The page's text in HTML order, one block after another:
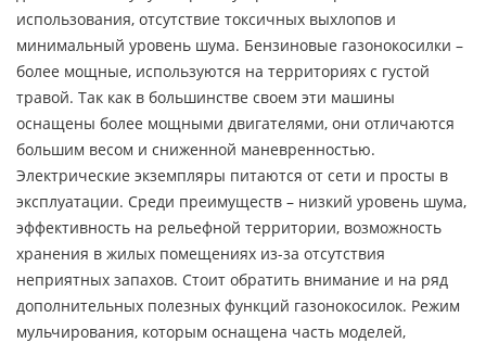
использования, отсутствие токсичных выхлопов и
минимальный уровень шума. Бензиновые газонокосилки –
более мощные, используются на территориях с густой
травой. Так как в большинстве своем эти машины
оснащены более мощными двигателями, они отличаются
большим весом и сниженной маневренностью.
Электрические экземпляры питаются от сети и просты в
эксплуатации. Среди преимуществ – низкий уровень шума,
эффективность на рельефной территории, возможность
хранения в жилых помещениях из-за отсутствия
неприятных запахов. Стоит обратить внимание и на ряд
дополнительных полезных функций газонокосилок. Режим
мульчирования, которым оснащена часть моделей,